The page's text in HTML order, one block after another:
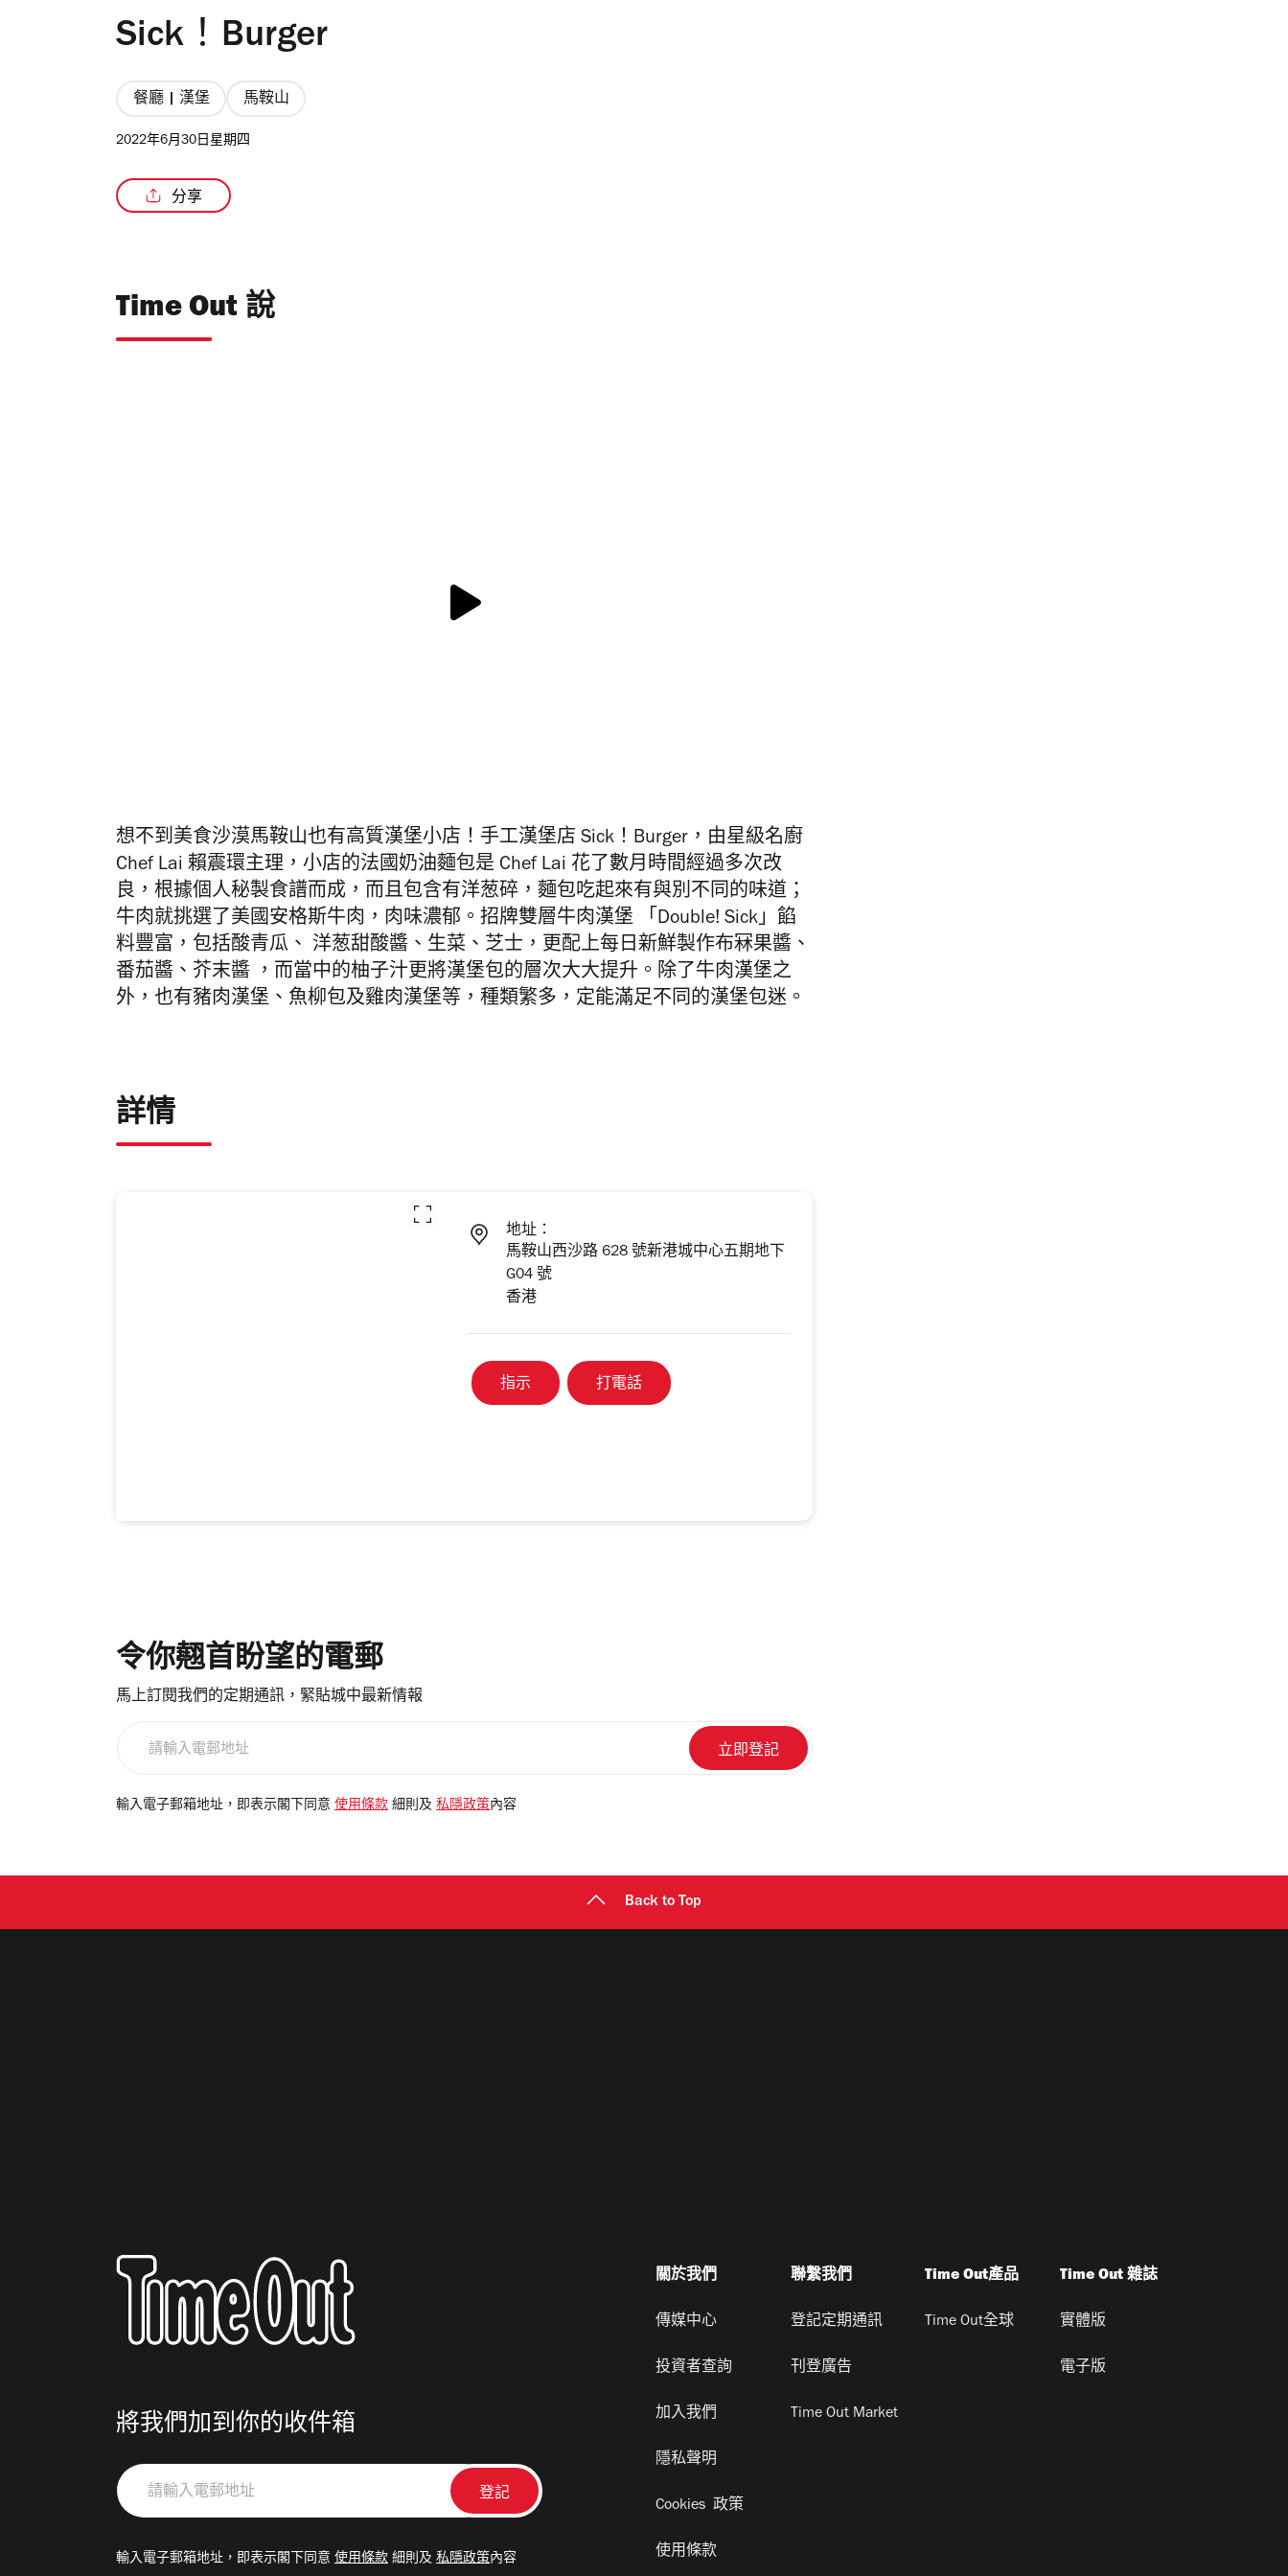
Sick！Burger
餐廳 | 漢堡 馬鞍山
2022年6月30日星期四
分享
Time Out 說
想不到美食沙漠馬鞍山也有高質漢堡小店！ 手工漢堡店 Sick！Burger，由星級名廚
Chef Lai 賴震環主理，小店的法國奶油麵包是 Chef Lai 花了數月時間經過多次改
良，根據個人秘製食譜而成，而且包含有洋葱碎，麵包吃起來有與別不同的味道；
牛肉就挑選了美國安格斯牛肉，肉味濃郁。 招牌雙層牛肉漢堡 「 Double! Sick」 餡
料豐富，包括酸青瓜、
洋葱甜酸醬 、生菜 、芝士， 更配上每日新鮮製作布冧果醬 、
番茄醬 、芥末醬 ，而當中的柚子汁更將漢堡包的層次大大提升。除了牛肉漢堡之
外，也有豬肉漢堡、 魚柳包及雞肉漢堡等，種類繁多，定能滿足不同的漢堡包迷。
詳情
地址：
馬鞍山西沙路 628 號新港城中心五期地下
G04 號
香港
指示 打電話
令你翹首盼望的電郵
馬上訂閱我們的定期通訊，緊貼城中最新情報
電
輸入電子郵箱地址，即表示閣下同意 使用條款 細則及 私隱政策內容
Back to Top
將我們加到你的收件箱
請
輸
郵
輸入電子郵箱地址，即表示閣下同意 使用條款 細則及 私隱政策 內容
關於我們
傳媒中心
投資者查詢
加入我們
隱私聲明
Cookies 政策
使用條款
聯繫我們
登記定期通訊
刊登廣告
Time Out Market
Time Out產品
Time Out全球
Time Out 雜誌
實體版
電子版